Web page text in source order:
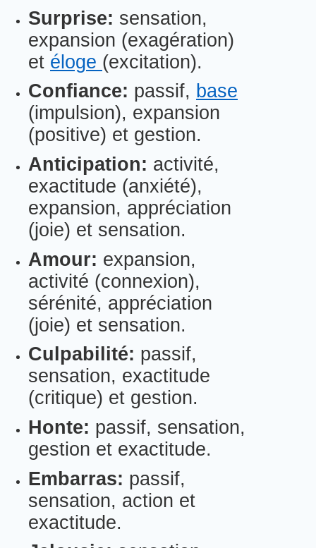
Surprise: sensation,
expansion (exagération)
et éloge (excitation).
Confiance: passif, base
(impulsion), expansion
(positive) et gestion.
Anticipation: activité,
exactitude (anxiété),
expansion, appréciation
(joie) et sensation.
Amour: expansion,
activité (connexion),
sérénité, appréciation
(joie) et sensation.
Culpabilité: passif,
sensation, exactitude
(critique) et gestion.
Honte: passif, sensation,
gestion et exactitude.
Embarras: passif,
sensation, action et
exactitude.